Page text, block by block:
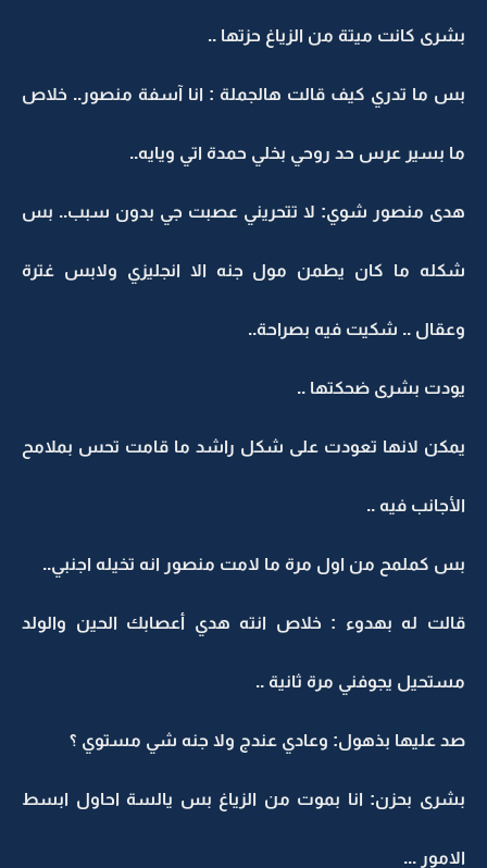
بشرى كانت ميتة من الزياغ حزتها ..
بس ما تدري كيف قالت هالجملة : انا آسفة منصور.. خلاص
ما بسير عرس حد روحي بخلي حمدة اتي ويايه..
هدى منصور شوي: لا تتحريني عصبت جي بدون سبب.. بس
شكله ما كان يطمن مول جنه الا انجليزي ولابس غترة
وعقال .. شكيت فيه بصراحة..
يودت بشرى ضحكتها ..
يمكن لانها تعودت على شكل راشد ما قامت تحس بملامح
الأجانب فيه ..
بس كملمح من اول مرة ما لامت منصور انه تخيله اجنبي..
قالت له بهدوء : خلاص انته هدي أعصابك الحين والولد
مستحيل يجوفني مرة ثانية ..
صد عليها بذهول: وعادي عندج ولا جنه شي مستوي ؟
بشرى بحزن: انا بموت من الزياغ بس يالسة احاول ابسط
الامور ...